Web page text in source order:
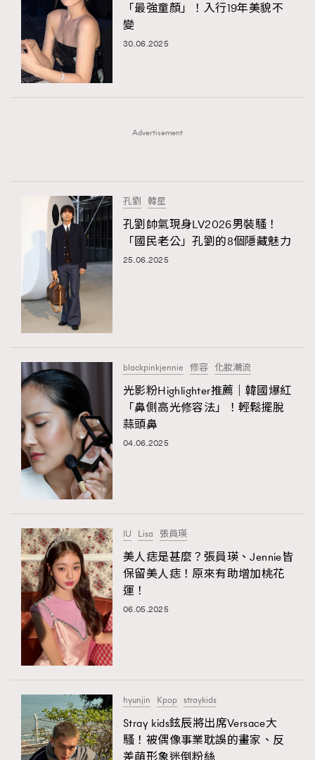
FigaroIssue 271
FigaroJewellery
FigaroMasterclass 20
FigaroStyle
FigaroTalk 48
FigaroWatch
Grooming&Fitness 38
HommesFashion 2
VAxChowSangSang
WatchesWonder&Beyond
WatchesWonder&Beyond
向ChanelN°5致敬
大時代小事情
時裝心理學
煲劇日常 334
玩物壯志 1
(nmg.com.hk/privacy) 閱讀本公司的私隱政策聲明。
本人願意接收新傳媒集團的最新消息及其他宣傳資訊，本人同意
新傳媒集團使用本人的個人資料於任何推廣用途。
#FigaroIssue 專訪陳漢娜Hanna與Takuro｜模特
情侶談愛情
「最強童顏」！入行19年美貌不
變
30.06.2025
Advertisement
孔劉 韓星
孔劉帥氣現身LV2026男裝騷！
「國民老公」孔劉的8個隱藏魅力
25.06.2025
blackpinkjennie 修容 化妝潮流
光影粉Highlighter推薦｜韓國爆紅
「鼻側高光修容法」！輕鬆擺脫
蒜頭鼻
04.06.2025
IU Lisa 張員瑛
美人痣是甚麼？張員瑛、Jennie皆
保留美人痣！原來有助增加桃花
運！
06.05.2025
hyunjin Kpop straykids
Stray kids鉉辰將出席Versace大
騷！被偶像事業耽誤的畫家、反
差萌形象迷倒粉絲